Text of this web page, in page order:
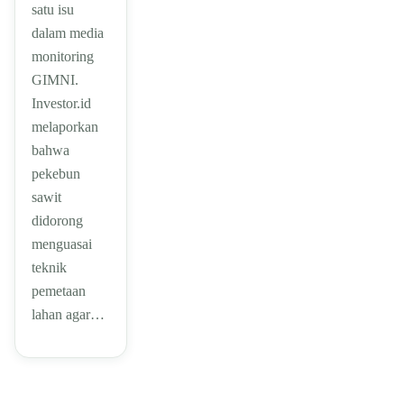
satu isu
dalam media
monitoring
GIMNI.
Investor.id
melaporkan
bahwa
pekebun
sawit
didorong
menguasai
teknik
pemetaan
lahan agar…